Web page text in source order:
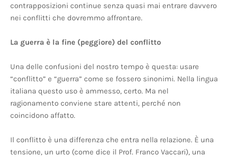
contrapposizioni continue senza quasi mai entrare davvero
nei conflitti che dovremmo affrontare.
La guerra è la fine (peggiore) del conflitto
Una delle confusioni del nostro tempo è questa: usare
“conflitto” e “guerra” come se fossero sinonimi. Nella lingua
italiana questo uso è ammesso, certo. Ma nel
ragionamento conviene stare attenti, perché non
coincidono affatto.
Il conflitto è una differenza che entra nella relazione. È una
tensione, un urto (come dice il Prof. Franco Vaccari), una